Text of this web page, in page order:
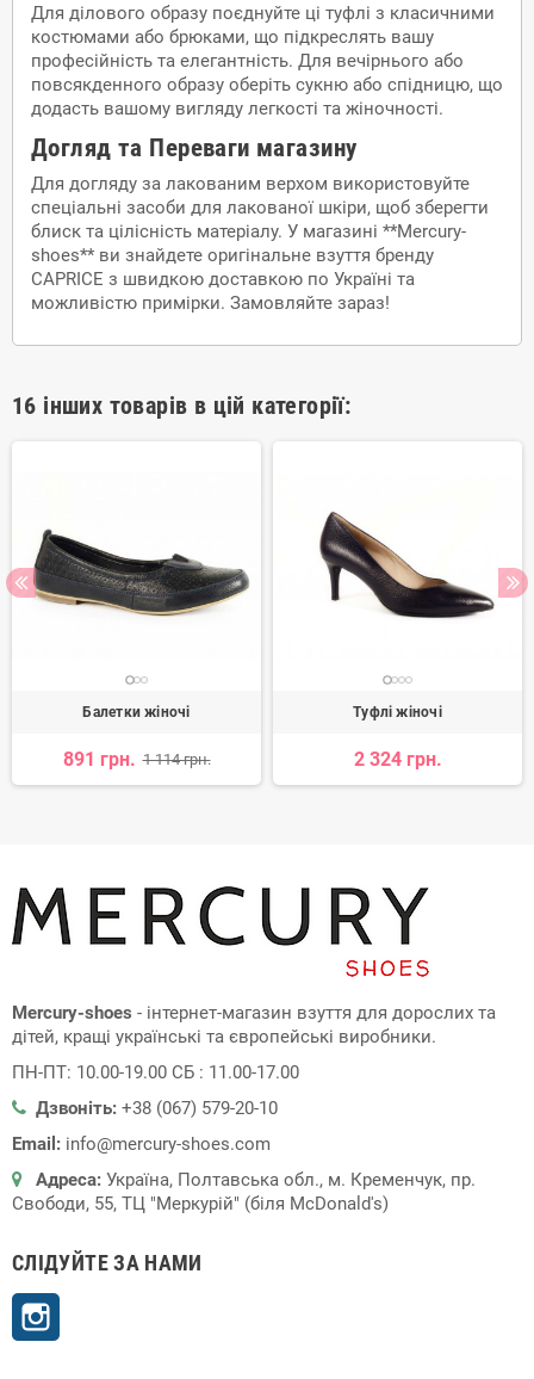
Для ділового образу поєднуйте ці туфлі з класичними
костюмами або брюками, що підкреслять вашу
професійність та елегантність. Для вечірнього або
повсякденного образу оберіть сукню або спідницю, що
додасть вашому вигляду легкості та жіночності.
Догляд та Переваги магазину
Для догляду за лакованим верхом використовуйте
спеціальні засоби для лакованої шкіри, щоб зберегти
блиск та цілісність матеріалу. У магазині **Mercury-
shoes** ви знайдете оригінальне взуття бренду
CAPRICE з швидкою доставкою по Україні та
можливістю примірки. Замовляйте зараз!
16 інших товарів в цій категорії:
Балетки жіночі
891 грн. 1 114 грн.
Туфлі жіночі
2 324 грн.
Mercury-shoes - інтернет-магазин взуття для дорослих та
дітей, кращі українські та європейські виробники.
ПН-ПТ: 10.00-19.00 СБ : 11.00-17.00
Дзвоніть: +38 (067) 579-20-10
Email: info@mercury-shoes.com
Адреса: Україна, Полтавська обл., м. Кременчук, пр.
Свободи, 55, ТЦ "Меркурій" (біля McDonald's)
СЛІДУЙТЕ ЗА НАМИ